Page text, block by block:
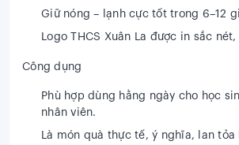
Giữ nóng – lạnh cực tốt trong 6–12
Logo THCS Xuân La được in sắc
Công dụng
Phù hợp dùng hằng ngày cho học
nhân viên.
Là món quà thực tế, ý nghĩa, lan tỏa